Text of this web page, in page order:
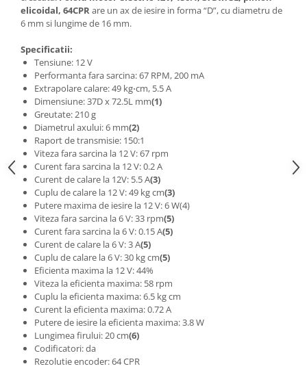
Rezistoare
Imprimante 3D
Imprimante 3D
3Doodler
Componente
Componente
Componente E3D
Filament Premium ABS 1.75 mm
Filament Premium ABS 3 mm
Filament Premium PLA 1.75 mm
Filamente Speciale
Prusa I3 DIY Kit
Carti
Pentru Incepatori
Kituri incepatori Arduino
Pentru Incepatori
Micro:bit
elicoidal, 64CPR are un ax de iesire in forma “D”, cu diametru de
6 mm si lungime de 16 mm.
Specificatii:
Tensiune: 12 V
Performanta fara sarcina: 67 RPM, 200 mA
Extrapolare calare: 49 kg⋅cm, 5.5 A
Dimensiune: 37D x 72.5L mm(1)
Greutate: 210 g
Diametrul axului: 6 mm(2)
Raport de transmisie: 150:1
Viteza fara sarcina la 12 V: 67 rpm
Curent fara sarcina la 12 V: 0.2 A
Curent de calare la 12V: 5.5 A(3)
Cuplu de calare la 12 V: 49 kg cm(3)
Putere maxima de iesire la 12 V: 6 W(4)
Viteza fara sarcina la 6 V: 33 rpm(5)
Curent fara sarcina la 6 V: 0.15 A(5)
Curent de calare la 6 V: 3 A(5)
Cuplu de calare la 6 V: 30 kg cm(5)
Eficienta maxima la 12 V: 44%
Viteza la eficienta maxima: 58 rpm
Cuplu la eficienta maxima: 6.5 kg cm
Curent la eficienta maxima: 0.72 A
Putere de iesire la eficienta maxima: 3.8 W
Lungimea firului: 20 cm(6)
Codificatori: da
Rezolutie encoder: 64 CPR